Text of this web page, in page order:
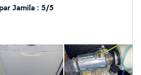
onde - hotte - plaque de
-vitrocéramique) À votre service
à votre demande privé n'hésitez
demande hors de mon périmètre d'abonnement Merci
Jamila : 5/5